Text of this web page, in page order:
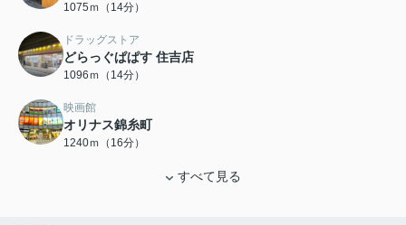
1075ｍ（14分）
ドラッグストア
どらっぐぱぱす 住吉店
1096ｍ（14分）
映画館
オリナス錦糸町
1240ｍ（16分）
すべて見る